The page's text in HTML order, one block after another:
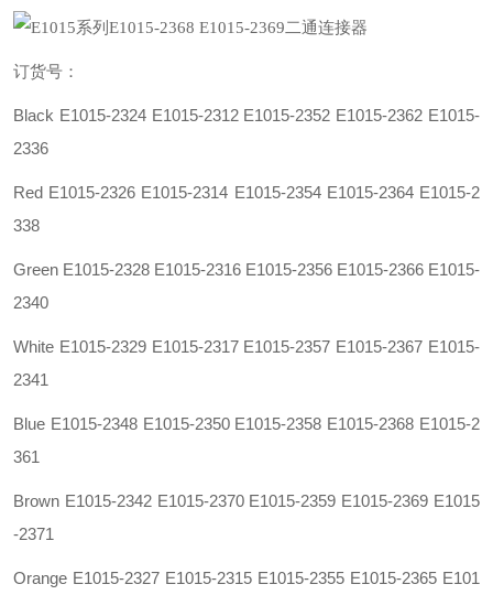
订货号：
Black E1015-2324 E1015-2312 E1015-2352 E1015-2362 E1015-
2336
Red E1015-2326 E1015-2314 E1015-2354 E1015-2364 E1015-2
338
Green E1015-2328 E1015-2316 E1015-2356 E1015-2366 E1015-
2340
White E1015-2329 E1015-2317 E1015-2357 E1015-2367 E1015-
2341
Blue E1015-2348 E1015-2350 E1015-2358 E1015-2368 E1015-2
361
Brown E1015-2342 E1015-2370 E1015-2359 E1015-2369 E1015
-2371
Orange E1015-2327 E1015-2315 E1015-2355 E1015-2365 E101